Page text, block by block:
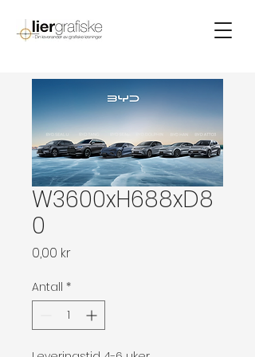
W3600xH688xD8
0
0,00 krPris
Antall *